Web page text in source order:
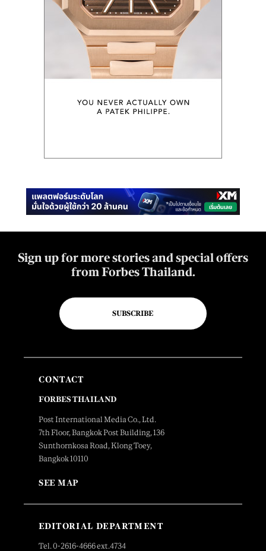
Sign up for more stories and special offers
from Forbes Thailand.
SUBSCRIBE
CONTACT
FORBES THAILAND
Post International Media Co., Ltd.
7th Floor, Bangkok Post Building, 136
Sunthornkosa Road, Klong Toey,
Bangkok 10110
SEE MAP
EDITORIAL DEPARTMENT
Tel. 0-2616-4666 ext.4734